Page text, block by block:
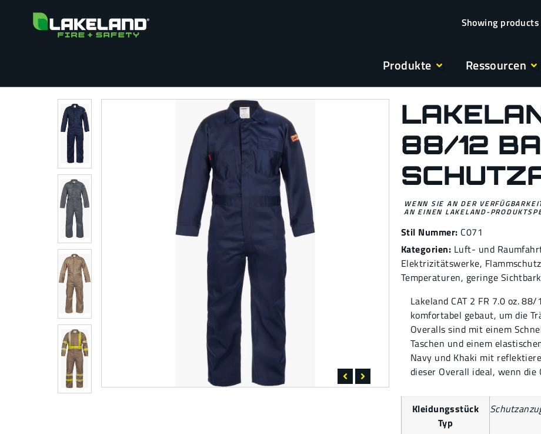
Produkte Ressourcen
88/12
WENN SIE AN DER
AN EINEN LAKELAND-
Stil Nummer: C071
Kategorien: Luft- und
Elektrizitätswerke,
Temperaturen, geringe
Lakeland CAT 2 FR 7.0 oz.
komfortabel gebaut, um die
Overalls sind mit einem
Taschen und einem
Navy und Khaki mit
dieser Overall ideal, wenn
Kleidungsstück
Typ